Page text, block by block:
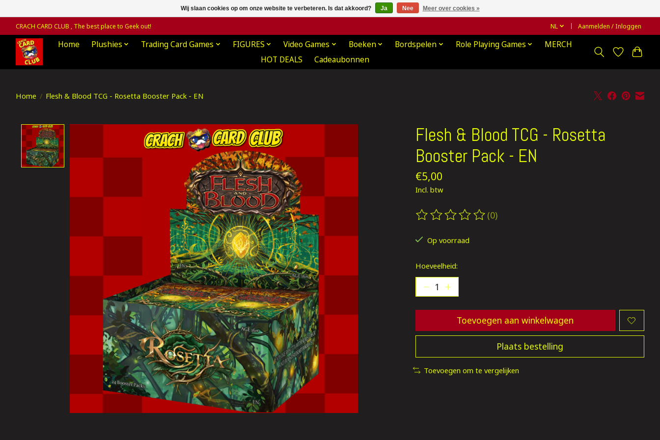
CRACH CARD CLUB , The best place to Geek out! NL Aanmelden / Inloggen
Home Plushies Trading Card Games FIGURES Video Games Boeken Bordspelen Role Playing Games
MERCH
HOT DEALS
Cadeaubonnen
Home / Flesh & Blood TCG - Rosetta Booster Pack - EN
Product image slideshow Items
Flesh & Blood TCG - Rosetta
Booster Pack - EN
€5,00
Incl. btw
De beoordeling van dit product is
(0)
Op voorraad
Hoeveelheid:
Toevoegen aan winkelwagen
Plaats bestelling
Toevoegen om te vergelijken
Wij slaan cookies op om onze website te verbeteren. Is dat akkoord? Ja Nee Meer over cookies »